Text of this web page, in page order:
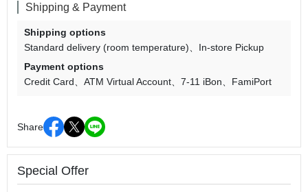
Shipping & Payment
Shipping options
Standard delivery (room temperature)
In-store Pickup
Payment options
Credit Card
ATM Virtual Account 7-11 iBon FamiPort
Share
Special Offer